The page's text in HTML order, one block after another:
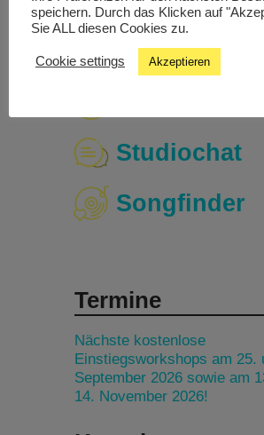
Studiochat
Songfinder
Termine
Nächste kostenlose
Einstiegsworkshops am 25.
September 2026 sowie am
14. November 2026!
speichern. Durch das Klicken auf
Sie ALL diesen Cookies zu.
Cookie settings Akzeptieren